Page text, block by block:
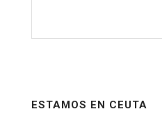
ESTAMOS EN CEUTA